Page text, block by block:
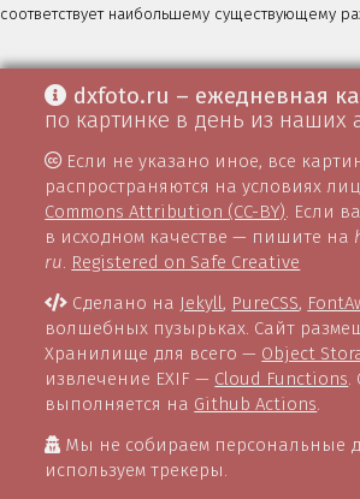
соответствует наибольшему существующему
dxfoto.ru – ежедневная
по картинке в день из наших
Если не указано иное, все
распространяются на условиях
Commons Attribution (CC-BY). Если
в исходном качестве — пишите на
ru. Registered on Safe Creative
Сделано на Jekyll, PureCSS,
волшебных пузырьках. Сайт
Хранилище для всего — Object
извлечение EXIF — Cloud Functions.
выполняется на Github Actions.
Мы не собираем персональные
используем трекеры.